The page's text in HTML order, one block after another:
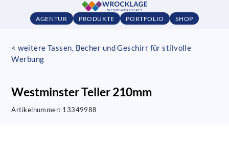
AGENTUR PRODUKTE PORTFOLIO SHOP
< weitere Tassen, Becher und Geschirr für stilvolle
Werbung
Westminster Teller 210mm
Artikelnummer: 13349988